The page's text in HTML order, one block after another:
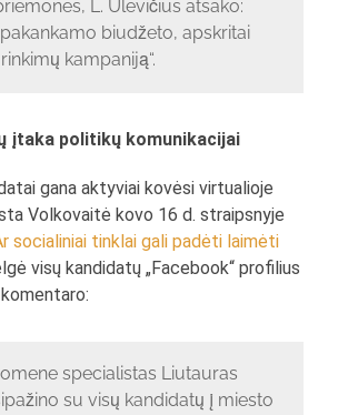
L. Ulevičius atsako:
biudžeto, apskritai
kampaniją“.
įtaka politikų komunikacijai
gana aktyviai kovėsi virtualioje
Volkovaitė kovo 16 d. straipsnyje
socialiniai tinklai gali padėti laimėti
visų kandidatų „Facebook“ profilius
specialistas Liutauras
su visų kandidatų į miesto